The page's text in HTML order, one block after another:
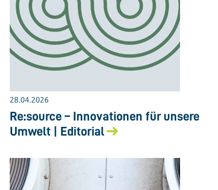
28.04.2026
Re:source – Innovationen für unsere
Umwelt | Editorial